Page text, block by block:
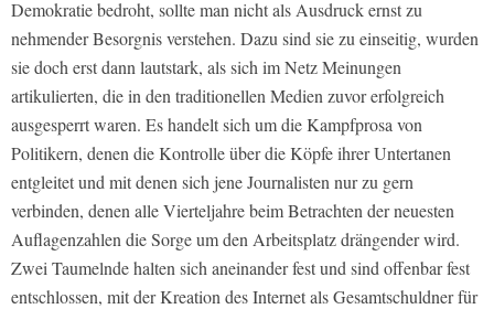
Demokratie bedroht, sollte man nicht als Ausdruck ernst zu
nehmender Besorgnis verstehen. Dazu sind sie zu einseitig, wurden
sie doch erst dann lautstark, als sich im Netz Meinungen
artikulierten, die in den traditionellen Medien zuvor erfolgreich
ausgesperrt waren. Es handelt sich um die Kampfprosa von
Politikern, denen die Kontrolle über die Köpfe ihrer Untertanen
entgleitet und mit denen sich jene Journalisten nur zu gern
verbinden, denen alle Vierteljahre beim Betrachten der neuesten
Auflagenzahlen die Sorge um den Arbeitsplatz drängender wird.
Zwei Taumelnde halten sich aneinander fest und sind offenbar fest
entschlossen, mit der Kreation des Internet als Gesamtschuldner für